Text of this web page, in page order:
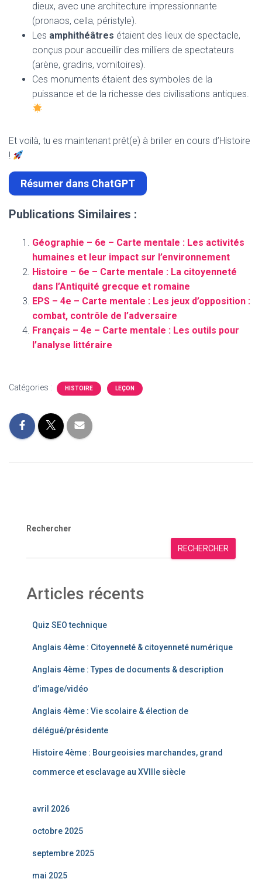
dieux, avec une architecture impressionnante
(pronaos, cella, péristyle).
Les amphithéâtres étaient des lieux de spectacle,
conçus pour accueillir des milliers de spectateurs
(arène, gradins, vomitoires).
Ces monuments étaient des symboles de la
puissance et de la richesse des civilisations antiques.
Et voilà, tu es maintenant prêt(e) à briller en cours d’Histoire
!
Résumer dans ChatGPT
Publications Similaires :
Géographie – 6e – Carte mentale : Les activités
humaines et leur impact sur l’environnement
Histoire – 6e – Carte mentale : La citoyenneté
dans l’Antiquité grecque et romaine
EPS – 4e – Carte mentale : Les jeux d’opposition :
combat, contrôle de l’adversaire
Français – 4e – Carte mentale : Les outils pour
l’analyse littéraire
Catégories : HISTOIRE LEÇON
Rechercher
RECHERCHER
Articles récents
Quiz SEO technique
Anglais 4ème : Citoyenneté & citoyenneté numérique
Anglais 4ème : Types de documents & description
d’image/vidéo
Anglais 4ème : Vie scolaire & élection de
délégué/présidente
Histoire 4ème : Bourgeoisies marchandes, grand
commerce et esclavage au XVIIIe siècle
avril 2026
octobre 2025
septembre 2025
mai 2025